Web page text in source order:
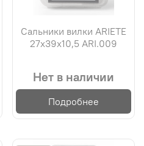
Сальники вилки ARIETE
27х39х10,5 ARI.009
Нет в наличии
Подробнее